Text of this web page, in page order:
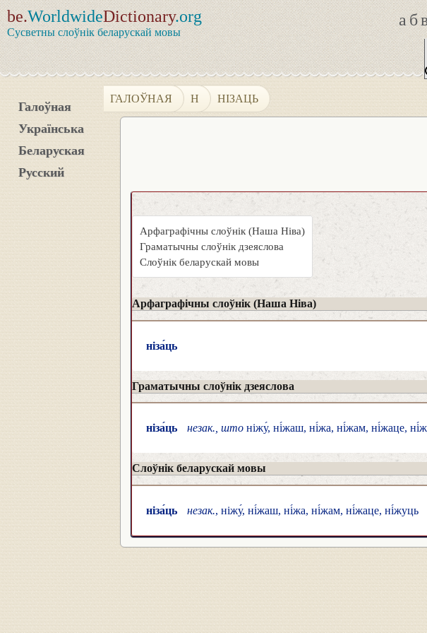
be.WorldwideDictionary.org
Сусветны слоўнік беларускай мовы
аб
Галоўная
Українська
Беларуская
Русский
ГАЛОЎНАЯ Н НІЗАЦЬ
Арфаграфічны слоўнік (Наша Ніва)
Граматычны слоўнік дзеяслова
Слоўнік беларускай мовы
Арфаграфічны слоўнік (Наша Ніва)
ніза́ць
Граматычны слоўнік дзеяслова
ніза́ць незак., што ніжу́, ні́жаш, ні́жа, ні́жам, ні́жаце,
Слоўнік беларускай мовы
ніза́ць незак., ніжу́, ні́жаш, ні́жа, ні́жам, ні́жаце, ні́жуць